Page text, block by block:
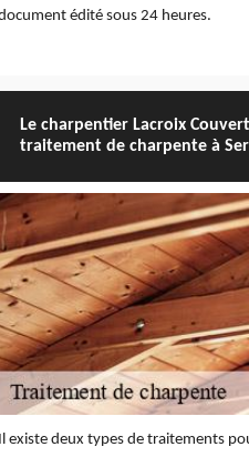
édité sous 24 heures.
Le charpentier Lacroix
traitement de charpente à
Il existe deux types de traitements